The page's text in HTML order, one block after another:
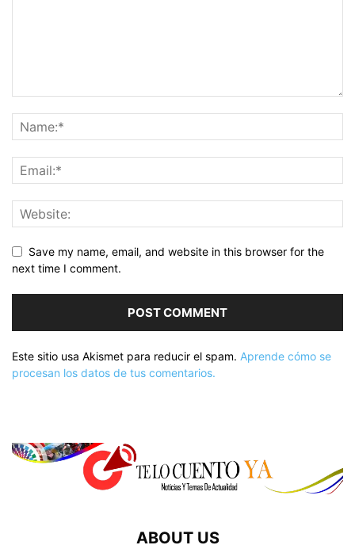
Save my name, email, and website in this browser for the
next time I comment.
Este sitio usa Akismet para reducir el spam. Aprende cómo se
procesan los datos de tus comentarios.
ABOUT US